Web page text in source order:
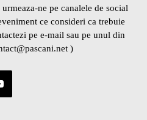
ne pe canalele de social
ce consideri ca trebuie
pe e-mail sau pe unul din
)